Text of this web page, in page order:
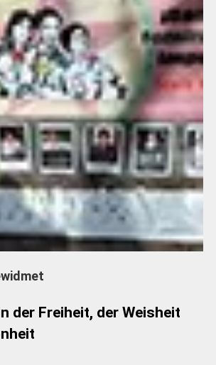
der Freiheit, der Weisheit